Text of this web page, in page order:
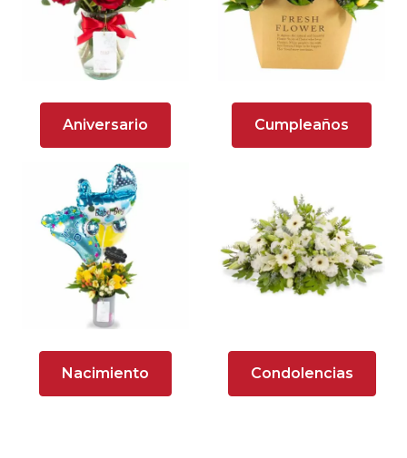
Aniversario Cumpleaños
Nacimiento Condolencias
Arreglos florales en tono lila
Arreglos florales en tono naranja
Arreglos Florales para Aniversario
Arreglos florales para dar agradecimiento
Arreglos Florales para Defunciones
Arreglos Florales para Eventos
Arreglos florales románticos
Ave del Paraíso (Strelitzia)